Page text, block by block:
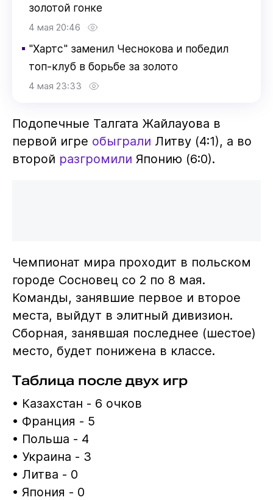
золотой гонке
4 мая 20:46
▪ "Хартс" заменил Чеснокова и победил
топ-клуб в борьбе за золото
4 мая 23:33
Подопечные Талгата Жайлауова в
первой игре обыграли Литву (4:1), а во
второй разгромили Японию (6:0).
Чемпионат мира проходит в польском
городе Сосновец со 2 по 8 мая.
Команды, занявшие первое и второе
места, выйдут в элитный дивизион.
Сборная, занявшая последнее (шестое)
место, будет понижена в классе.
Таблица после двух игр
• Казахстан - 6 очков
• Франция - 5
• Польша - 4
• Украина - 3
• Литва - 0
• Япония - 0